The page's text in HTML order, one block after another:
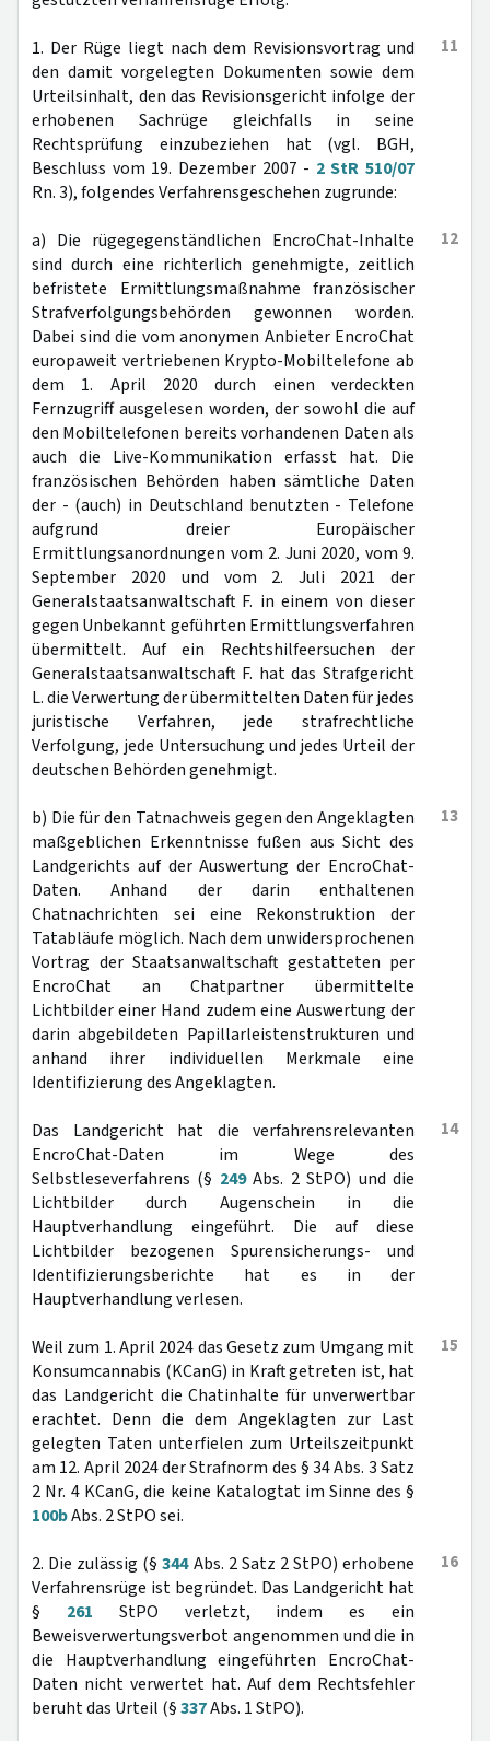
11
1. Der Rüge liegt nach dem Revisionsvortrag und
den damit vorgelegten Dokumenten sowie dem
Urteilsinhalt, den das Revisionsgericht infolge der
erhobenen Sachrüge gleichfalls in seine
Rechtsprüfung einzubeziehen hat (vgl. BGH,
Beschluss vom 19. Dezember 2007 - 2 StR 510/07
Rn. 3), folgendes Verfahrensgeschehen zugrunde:
12
a) Die rügegegenständlichen EncroChat-Inhalte
sind durch eine richterlich genehmigte, zeitlich
befristete Ermittlungsmaßnahme französischer
Strafverfolgungsbehörden gewonnen worden.
Dabei sind die vom anonymen Anbieter EncroChat
europaweit vertriebenen Krypto-Mobiltelefone ab
dem 1. April 2020 durch einen verdeckten
Fernzugriff ausgelesen worden, der sowohl die auf
den Mobiltelefonen bereits vorhandenen Daten als
auch die Live-Kommunikation erfasst hat. Die
französischen Behörden haben sämtliche Daten
der - (auch) in Deutschland benutzten - Telefone
aufgrund dreier Europäischer
Ermittlungsanordnungen vom 2. Juni 2020, vom 9.
September 2020 und vom 2. Juli 2021 der
Generalstaatsanwaltschaft F. in einem von dieser
gegen Unbekannt geführten Ermittlungsverfahren
übermittelt. Auf ein Rechtshilfeersuchen der
Generalstaatsanwaltschaft F. hat das Strafgericht
L. die Verwertung der übermittelten Daten für jedes
juristische Verfahren, jede strafrechtliche
Verfolgung, jede Untersuchung und jedes Urteil der
deutschen Behörden genehmigt.
13
b) Die für den Tatnachweis gegen den Angeklagten
maßgeblichen Erkenntnisse fußen aus Sicht des
Landgerichts auf der Auswertung der EncroChat-
Daten. Anhand der darin enthaltenen
Chatnachrichten sei eine Rekonstruktion der
Tatabläufe möglich. Nach dem unwidersprochenen
Vortrag der Staatsanwaltschaft gestatteten per
EncroChat an Chatpartner übermittelte
Lichtbilder einer Hand zudem eine Auswertung der
darin abgebildeten Papillarleistenstrukturen und
anhand ihrer individuellen Merkmale eine
Identifizierung des Angeklagten.
14
Das Landgericht hat die verfahrensrelevanten
EncroChat-Daten im Wege des
Selbstleseverfahrens (§ 249Abs. 2 StPO) und die
Lichtbilder durch Augenschein in die
Hauptverhandlung eingeführt. Die auf diese
Lichtbilder bezogenen Spurensicherungs- und
Identifizierungsberichte hat es in der
Hauptverhandlung verlesen.
15
Weil zum 1. April 2024 das Gesetz zum Umgang mit
Konsumcannabis (KCanG) in Kraft getreten ist, hat
das Landgericht die Chatinhalte für unverwertbar
erachtet. Denn die dem Angeklagten zur Last
gelegten Taten unterfielen zum Urteilszeitpunkt
am 12. April 2024 der Strafnorm des § 34 Abs. 3 Satz
2 Nr. 4 KCanG, die keine Katalogtat im Sinne des §
100bAbs. 2 StPO sei.
16
2. Die zulässig (§344Abs. 2 Satz 2 StPO) erhobene
Verfahrensrüge ist begründet. Das Landgericht hat
§ 261 StPO verletzt, indem es ein
Beweisverwertungsverbot angenommen und die in
die Hauptverhandlung eingeführten EncroChat-
Daten nicht verwertet hat. Auf dem Rechtsfehler
beruht das Urteil (§337Abs. 1 StPO).